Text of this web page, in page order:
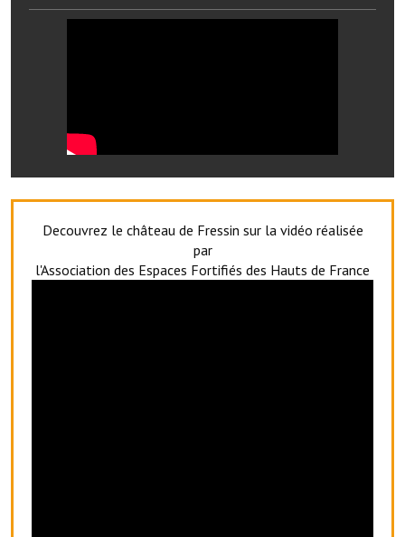
Biens à louer
Bibliothèque
Commerçants, artisans
Commerces et professions libérales
Exploitants agricoles
Decouvrez le château de Fressin sur la vidéo réalisée
par
l'Association des Espaces Fortifiés des Hauts de France